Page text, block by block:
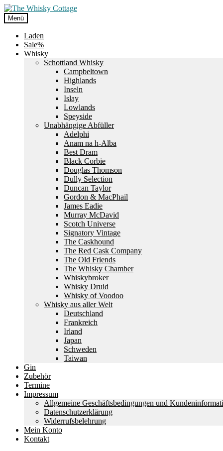
Zur
Navigation
springen
Zum
Inhalt
springen
Menü
Laden
Sale%
Whisky
Schottland Whisky
Campbeltown
Highlands
Inseln
Islay
Lowlands
Speyside
Unabhängige Abfüller
Adelphi
Anam na h-Alba
Best Dram
Black Corbie
Douglas Thomson
Dully Selection
Duncan Taylor
Gordon & MacPhail
James Eadie
Murray McDavid
Scotch Universe
Signatory Vintage
The Caskhound
The Red Cask Company
The Old Friends
The Whisky Chamber
Whiskybroker
Whisky Druid
Whisky of Voodoo
Whisky aus aller Welt
Deutschland
Frankreich
Irland
Japan
Schweden
Taiwan
Gin
Zubehör
Termine
Impressum
Allgemeine Geschäftsbedingungen und
Datenschutzerklärung
Widerrufsbelehrung
Mein Konto
Kontakt